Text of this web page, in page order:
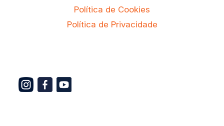
Política de Cookies
Política de Privacidade